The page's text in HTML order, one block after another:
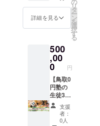
ただい
た上で
のご支
援をお
たしま
す。 (使
用期限:
2021年
12月31
日 コロ
ナの情
勢次第
では
2022年
もらい
たい。
その想
いを込
ターン
です。
ご支援
いただ
いた方
には、
当企画
のスポ
ンサー
として
ea.com/
schedul
e ・
SSP、
事務手
数料は
別途 ※
注 ドゥ
マゲテ
は未だ
ロック
ダウン
状態
(MGCQ
分】 コ
ロナ
ウィル
ス感染
より
フィリ
ピンの
失業率
は現在
45%と
なって
いま
す。
SPEAの
詳細を見る
リ
タ
ー
ン
を
選
択
す
る
500
,00
0 円
【鳥取0
円塾の
生徒30
名にオ
ンライ
ン英会
支援
者：
0人